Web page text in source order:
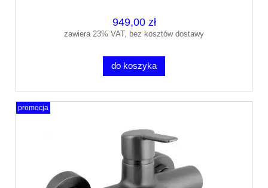
949,00 zł
zawiera 23% VAT, bez kosztów dostawy
do koszyka
promocja